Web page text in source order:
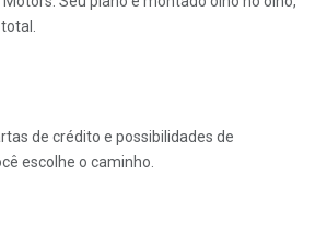
de crédito e possibilidades de
escolhe o caminho.